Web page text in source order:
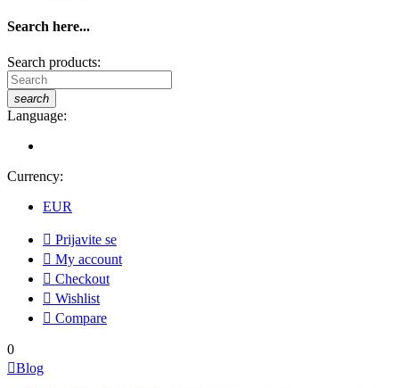
Search here...
Search products:
search
Language:
Currency:
EUR
 Prijavite se
 My account
 Checkout
 Wishlist
 Compare
0
Blog